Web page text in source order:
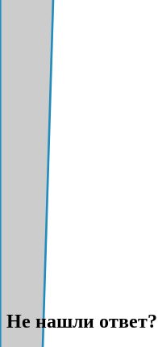
Не нашли ответ?